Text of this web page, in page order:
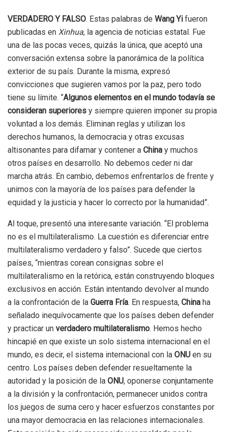
VERDADERO Y FALSO. Estas palabras de Wang Yi fueron
publicadas en Xinhua, la agencia de noticias estatal. Fue
una de las pocas veces, quizás la única, que aceptó una
conversación extensa sobre la panorámica de la política
exterior de su país. Durante la misma, expresó
convicciones que sugieren vamos por la paz, pero todo
tiene su límite. “Algunos elementos en el mundo todavía se
consideran superiores y siempre quieren imponer su propia
voluntad a los demás. Eliminan reglas y utilizan los
derechos humanos, la democracia y otras excusas
altisonantes para difamar y contener a China y muchos
otros países en desarrollo. No debemos ceder ni dar
marcha atrás. En cambio, debemos enfrentarlos de frente y
unirnos con la mayoría de los países para defender la
equidad y la justicia y hacer lo correcto por la humanidad”.
Al toque, presentó una interesante variación. “El problema
no es el multilateralismo. La cuestión es diferenciar entre
multilateralismo verdadero y falso”. Sucede que ciertos
países, “mientras corean consignas sobre el
multilateralismo en la retórica, están construyendo bloques
exclusivos en acción. Están intentando devolver al mundo
a la confrontación de la Guerra Fría. En respuesta, China ha
señalado inequívocamente que los países deben defender
y practicar un verdadero multilateralismo. Hemos hecho
hincapié en que existe un solo sistema internacional en el
mundo, es decir, el sistema internacional con la ONU en su
centro. Los países deben defender resueltamente la
autoridad y la posición de la ONU, oponerse conjuntamente
a la división y la confrontación, permanecer unidos contra
los juegos de suma cero y hacer esfuerzos constantes por
una mayor democracia en las relaciones internacionales.